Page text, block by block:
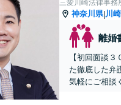
三愛川崎法律事務
神奈川県|川
離婚
【初回面談
た徹底した弁
気軽にご相談